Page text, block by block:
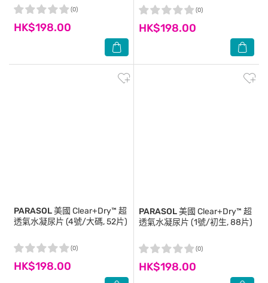
HK$198.00
(0)
HK$198.00
(0)
PARASOL美國 Clear+Dry™ 超
透氣水凝尿片 (4號/大碼, 52片)
HK$198.00
(0)
PARASOL美國 Clear+Dry™ 超
透氣水凝尿片 (1號/初生, 88片)
HK$198.00
(0)